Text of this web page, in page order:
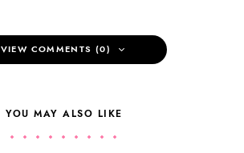
VIEW COMMENTS (0)
YOU MAY ALSO LIKE